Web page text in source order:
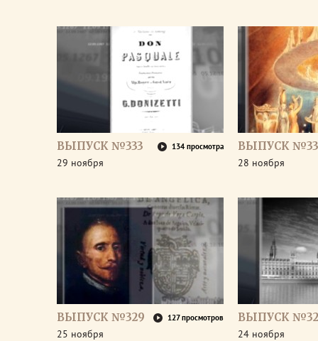
ВЫПУСК №333 134 просмотра
29 ноября
ВЫПУСК
28 ноября
ВЫПУСК №329 127 просмотров
25 ноября
ВЫПУСК
24 ноября